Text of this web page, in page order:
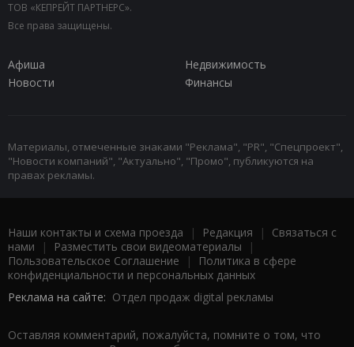
ТОВ «КЕПРЕЙТ ПАРТНЕРС».
Все права защищены.
Афиша
Недвижимость
Новости
Финансы
Материалы, отмеченные знаками "Реклама", "PR", "Спецпроект",
"Новости компаний", "Актуально", "Промо", публикуются на
правах рекламы.
Наши контакты и схема проезда | Редакция | Связаться с
нами | Разместить свои видеоматериалы |
Пользовательское Соглашение |
Политика в сфере
конфиденциальности и персональных данных
Реклама на сайте: Отдел продаж digital рекламы
Оставляя комментарий, пожалуйста, помните о том, что